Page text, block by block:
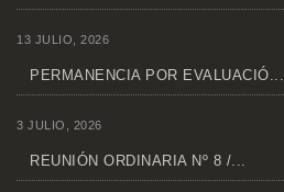
13 JULIO, 2026
PERMANENCIA POR EVALUACIÓ...
3 JULIO, 2026
REUNIÓN ORDINARIA Nº 8 /...